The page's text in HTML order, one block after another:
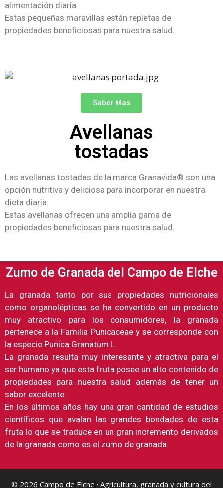
alimentación diaria.
Estas pequeñas maravillas están repletas de
propiedades beneficiosas para nuestra salud.
Saber Mas
Avellanas
tostadas
Las avellanas tostadas de la marca Granavida® son una
opción nutritiva y deliciosa para incorporar en nuestra
dieta diaria.
Estas avellanas ofrecen una amplia gama de
propiedades beneficiosas para nuestra salud.
Zumo de Granada del Campo de Elche
La granada tanto por sus propiedades nutricionales
como organolépticas se ha convertido en un producto
muy atractivo para los consumidores, la granada
pertenece a la Familia Punicaceae y se corresponde con
la especie Punica Granatum L.
La granada resulta muy interesante y atractiva para el
ser humano ya que esta fruta posee un alto contenido de
propiedades para nuestra salud además de tener un
sabor excelente.
En los últimos años hay una gran cantidad de estudios
científicos que avalan las grandes bondades de esta
fruta lo que se traduce en un gran incremento derivados
de la granada como es el zumo de granada.
© 2026 Campo de Elche · Agricultura, granada y cultura del